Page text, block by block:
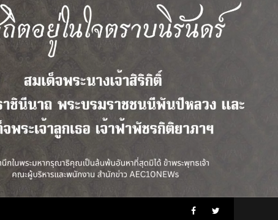
Facebook
Twitter